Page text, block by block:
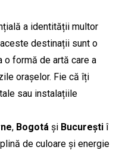
a identității multor
destinații sunt o
o formă de artă care a
orașelor. Fie că îți
sau instalațiile
, Bogotáși Bucureștiî
de culoare și energie